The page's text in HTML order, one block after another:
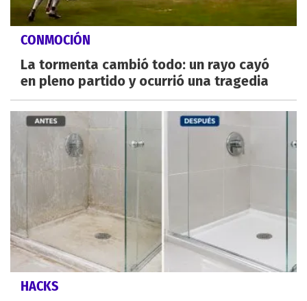
CONMOCIÓN
La tormenta cambió todo: un rayo cayó
en pleno partido y ocurrió una tragedia
HACKS